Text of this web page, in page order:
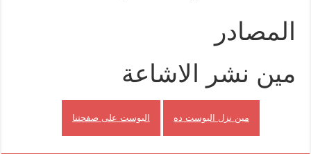
المصادر
مين نشر الاشاعة
مين نزل البوست ده البوست على صفحتنا